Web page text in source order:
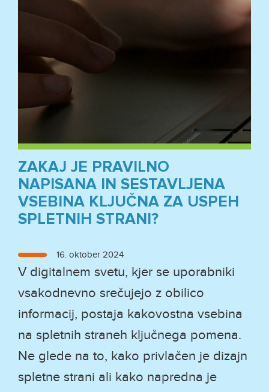
ZAKAJ JE PRAVILNO
NAPISANA IN SESTAVLJENA
VSEBINA KLJUČNA ZA USPEH
SPLETNIH STRANI?
Objavljeno
dne
16. oktober 2024
V digitalnem svetu, kjer se uporabniki
vsakodnevno srečujejo z obilico
informacij, postaja kakovostna vsebina
na spletnih straneh ključnega pomena.
Ne glede na to, kako privlačen je dizajn
spletne strani ali kako napredna je